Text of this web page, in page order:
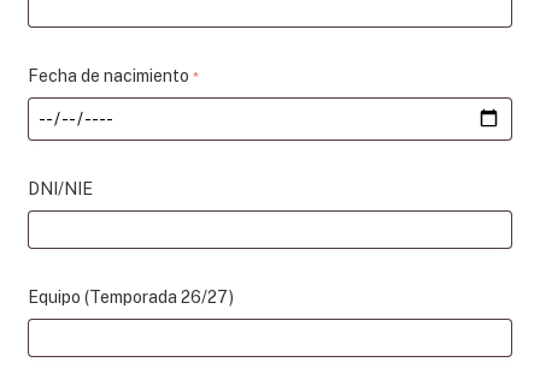
Fecha de nacimiento *
DNI/NIE
Equipo (Temporada 26/27)